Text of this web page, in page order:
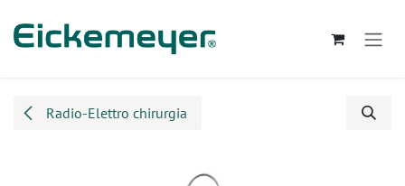
Radio-Elettro chirurgia